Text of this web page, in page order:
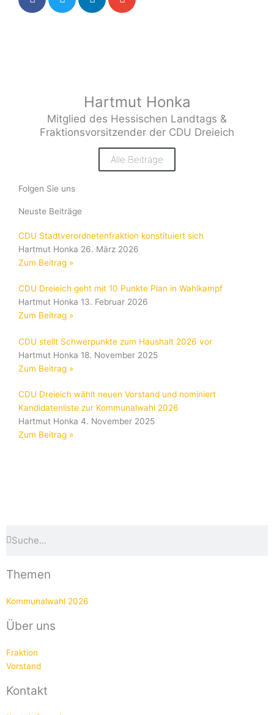
Hartmut Honka
Mitglied des Hessischen Landtags &
Fraktionsvorsitzender der CDU Dreieich
Alle Beiträge
Folgen Sie uns
Neuste Beiträge
CDU Stadtverordnetenfraktion konstituiert sich
Hartmut Honka 26. März 2026
Zum Beitrag »
CDU Dreieich geht mit 10 Punkte Plan in Wahlkampf
Hartmut Honka 13. Februar 2026
Zum Beitrag »
CDU stellt Schwerpunkte zum Haushalt 2026 vor
Hartmut Honka 18. November 2025
Zum Beitrag »
CDU Dreieich wählt neuen Vorstand und nominiert
Kandidatenliste zur Kommunalwahl 2026
Hartmut Honka 4. November 2025
Zum Beitrag »
Themen
Kommunalwahl 2026
Über uns
Fraktion
Vorstand
Kontakt